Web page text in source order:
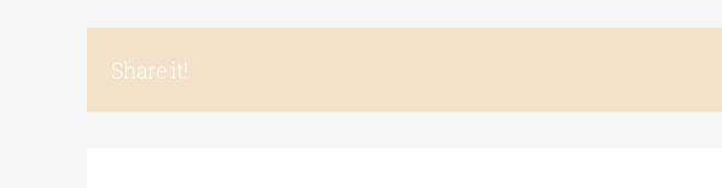
Share it!